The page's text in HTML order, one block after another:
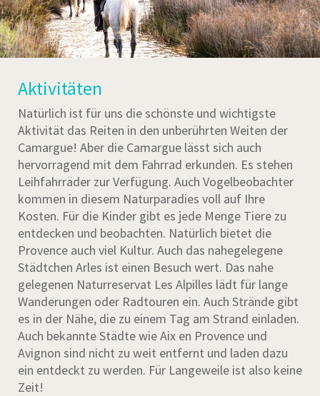
Aktivitäten
Natürlich ist für uns die schönste und wichtigste
Aktivität das Reiten in den unberührten Weiten der
Camargue! Aber die Camargue lässt sich auch
hervorragend mit dem Fahrrad erkunden. Es stehen
Leihfahrräder zur Verfügung. Auch Vogelbeobachter
kommen in diesem Naturparadies voll auf Ihre
Kosten. Für die Kinder gibt es jede Menge Tiere zu
entdecken und beobachten. Natürlich bietet die
Provence auch viel Kultur. Auch das nahegelegene
Städtchen Arles ist einen Besuch wert. Das nahe
gelegenen Naturreservat Les Alpilles lädt für lange
Wanderungen oder Radtouren ein. Auch Strände gibt
es in der Nähe, die zu einem Tag am Strand einladen.
Auch bekannte Städte wie Aix en Provence und
Avignon sind nicht zu weit entfernt und laden dazu
ein entdeckt zu werden. Für Langeweile ist also keine
Zeit!